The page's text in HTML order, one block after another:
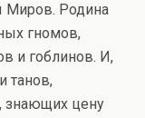
Миров. Родина
гномов,
и гоблинов. И,
танов,
знающих цену